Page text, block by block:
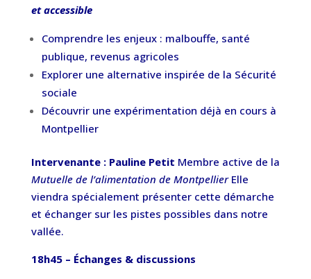
et accessible
Comprendre les enjeux : malbouffe, santé
publique, revenus agricoles
Explorer une alternative inspirée de la Sécurité
sociale
Découvrir une expérimentation déjà en cours à
Montpellier
Intervenante : Pauline Petit Membre active de la
Mutuelle de l’alimentation de MontpellierElle
viendra spécialement présenter cette démarche
et échanger sur les pistes possibles dans notre
vallée.
18h45 – Échanges & discussions